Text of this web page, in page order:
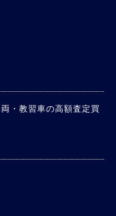
・教習車の高額査定買